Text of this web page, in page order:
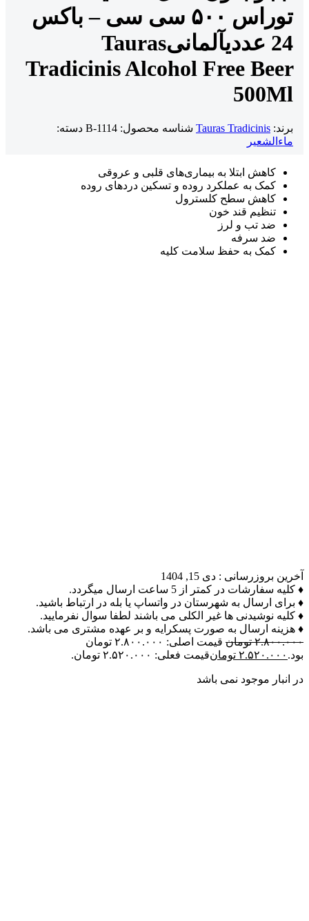
توراس ۵۰۰ سی سی – باکس
24 عددی
آلمانیTauras
Tradicinis Alcohol Free Beer
500Ml
برند: Tauras Tradicinis شناسه محصول: B-1114 دسته:
ماءالشعیر
کاهش ابتلا به بیماری‌های قلبی و عروقی
کمک به عملکرد روده و تسکین دردهای روده
کاهش سطح کلسترول
تنظیم قند خون
ضد تب و لرز
ضد سرفه
کمک به حفظ سلامت کلیه
آخرین بروزرسانی : دی 15, 1404
♦ کلیه سفارشات در کمتر از 5 ساعت ارسال میگردد.
♦ برای ارسال به شهرستان در واتساپ یا بله در ارتباط باشید.
♦ کلیه نوشیدنی ها غیر الکلی می باشند لطفا سوال نفرمایید.
♦ هزینه ارسال به صورت پسکرایه و بر عهده مشتری می باشد.
۲.۸۰۰.۰۰۰ تومان
قیمت اصلی: ۲.۸۰۰.۰۰۰ تومان
بود. ۲.۵۲۰.۰۰۰ تومانقیمت فعلی: ۲.۵۲۰.۰۰۰ تومان.
در انبار موجود نمی باشد